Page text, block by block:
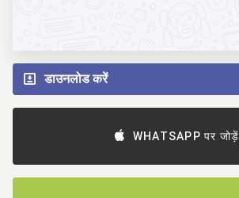
डाउनलोड करें
WHATSAPP पर जोड़ें